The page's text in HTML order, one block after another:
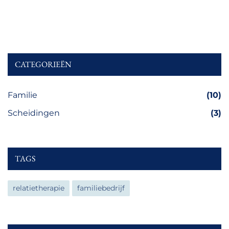
CATEGORIEËN
Familie
(10)
Scheidingen
(3)
TAGS
relatietherapie familiebedrijf